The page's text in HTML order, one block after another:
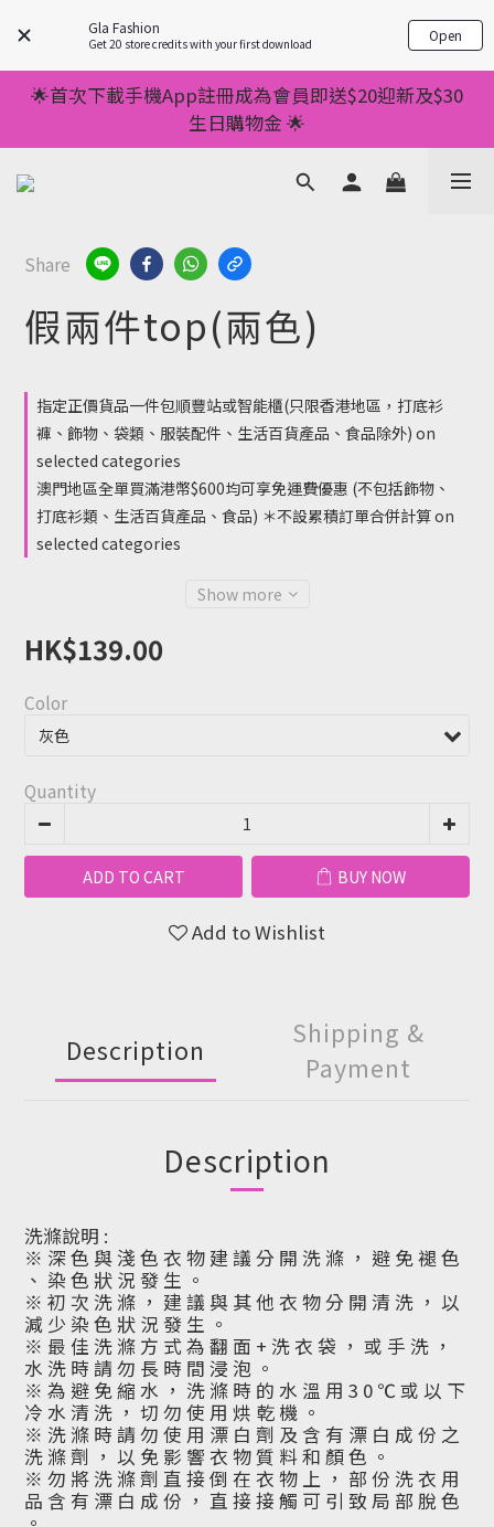
Gla Fashion
Get 20 store credits with your first download Open
💥正價服裝滿減優惠💥 ✅一件起包順豐 ✅第二件起減
$20 ✅第三件減$40    如此類推⬆不設上限
💥正價服裝滿減優惠💥 ✅一件起包順豐 ✅第二件起減
$20 ✅第三件減$40    如此類推⬆不設上限
🌟首次下載手機App註冊成為會員即送$20迎新及$30
生日購物金 🌟
🌟手機App消費儲積分當購物金用🌟消費1元有1分 🌟
累積滿100分可當1元使用🌟
💥正價服裝滿減優惠💥 ✅一件起包順豐 ✅第二件起減
$20 ✅第三件減$40    如此類推⬆不設上限
Share
假兩件top(兩色)
指定正價貨品一件包順豐站或智能櫃(只限香港地區，打底衫
褲、飾物、袋類、服裝配件、生活百貨產品、食品除外) on
selected categories
澳門地區全單買滿港幣$600均可享免運費優惠 (不包括飾物、
打底衫類、生活百貨產品、食品) ＊不設累積訂單合併計算 on
selected categories
Show more
HK$139.00
Color
Quantity
ADD TO CART BUY NOW
Add to Wishlist
Description
Shipping &
Payment
Description
洗滌說明 :
※ 深 色 與 淺 色 衣 物 建 議 分 開 洗 滌 ， 避 免 褪 色
、 染 色 狀 況 發 生 。
※ 初 次 洗 滌 ， 建 議 與 其 他 衣 物 分 開 清 洗 ， 以
減 少 染 色 狀 況 發 生 。
※ 最 佳 洗 滌 方 式 為 翻 面 + 洗 衣 袋 ， 或 手 洗 ，
水 洗 時 請 勿 長 時 間 浸 泡 。
※ 為 避 免 縮 水 ， 洗 滌 時 的 水 溫 用 3 0 ℃ 或 以 下
冷 水 清 洗 ， 切 勿 使 用 烘 乾 機 。
※ 洗 滌 時 請 勿 使 用 漂 白 劑 及 含 有 漂 白 成 份 之
洗 滌 劑 ， 以 免 影 響 衣 物 質 料 和 顏 色 。
※ 勿 將 洗 滌 劑 直 接 倒 在 衣 物 上 ， 部 份 洗 衣 用
品 含 有 漂 白 成 份 ， 直 接 接 觸 可 引 致 局 部 脫 色